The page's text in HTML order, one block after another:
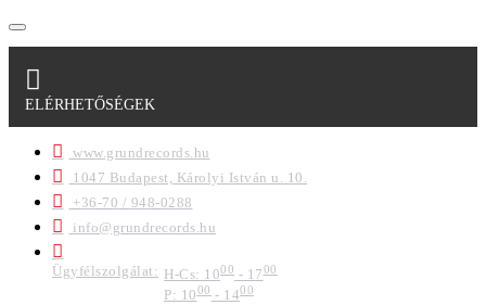
ELÉRHETŐSÉGEK
www.grundrecords.hu
1047 Budapest, Károlyi István u. 10.
+36-70 / 948-0288
info@grundrecords.hu
Ügyfélszolgálat: H-Cs: 1000 - 1700
P: 1000- 1400